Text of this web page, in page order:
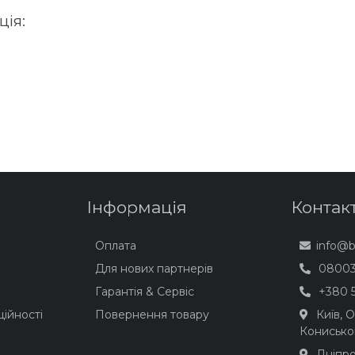
Інформація
Оплата
Для нових партнерів
Гарантія & Сервіс
Повернення товару
+380
Київ,